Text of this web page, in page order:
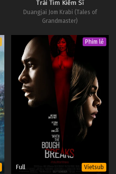
Trái Tim Kiếm Sĩ
Duangjai Jom Krabi (Tales of
Grandmaster)
Phim lẻ
Full Vietsub